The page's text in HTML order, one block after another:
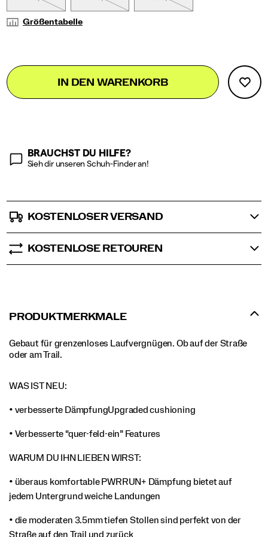
Größentabelle
Product
Actions
Add
to
cart
false
IN DEN WARENKORB
BRAUCHST DU HILFE?
Sieh dir unseren Schuh-Finder an!
KOSTENLOSER VERSAND
KOSTENLOSE RETOUREN
PRODUKTMERKMALE
Gebaut für grenzenloses Laufvergnügen. Ob auf der Straße
oder am Trail.
WAS IST NEU:
• verbesserte DämpfungUpgraded cushioning
• Verbesserte “quer-feld-ein” Features
WARUM DU IHN LIEBEN WIRST:
• überaus komfortable PWRRUN+ Dämpfung bietet auf
jedem Untergrund weiche Landungen
• die moderaten 3.5mm tiefen Stollen sind perfekt von der
Straße auf den Trail und zurück